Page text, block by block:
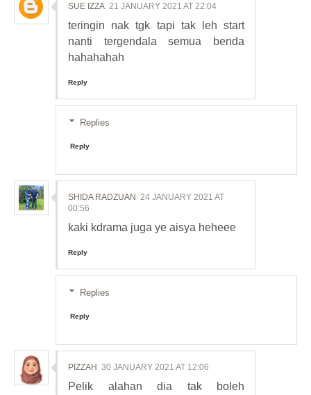
SUE IZZA 21 JANUARY 2021 AT 22:04
teringin nak tgk tapi tak leh start
nanti tergendala semua benda
hahahahah
Reply
Replies
Reply
SHIDA RADZUAN 24 JANUARY 2021 AT
00:56
kaki kdrama juga ye aisya heheee
Reply
Replies
Reply
PIZZAH 30 JANUARY 2021 AT 12:06
Pelik alahan dia tak boleh